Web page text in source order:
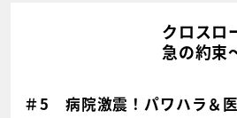
クロスロ
急の約束
＃5 病院激震！パワハラ＆